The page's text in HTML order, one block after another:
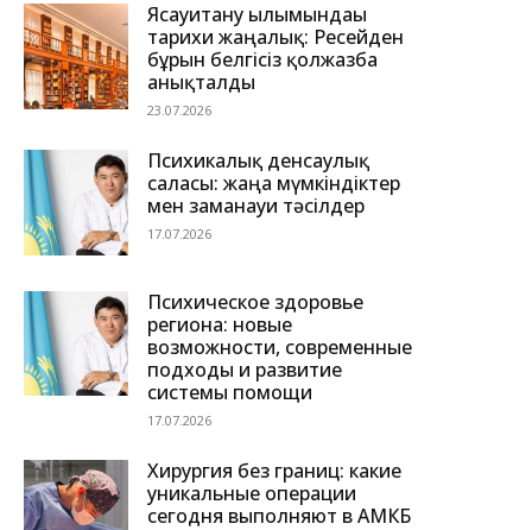
Ясауитану ғылымындағы
тарихи жаңалық: Ресейден
бұрын белгісіз қолжазба
анықталды
23.07.2026
Психикалық денсаулық
саласы: жаңа мүмкіндіктер
мен заманауи тәсілдер
17.07.2026
Психическое здоровье
региона: новые
возможности, современные
подходы и развитие
системы помощи
17.07.2026
Хирургия без границ: какие
уникальные операции
сегодня выполняют в АМКБ